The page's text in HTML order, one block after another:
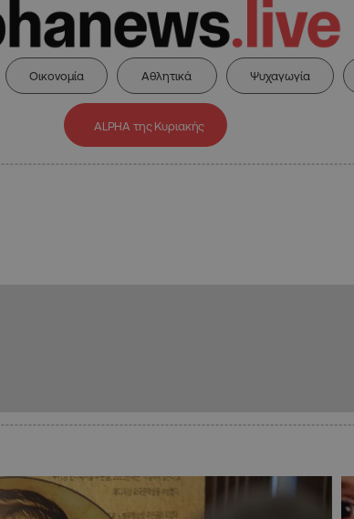
Οικονομία Αθλητικά Ψυχαγωγία
ALPHA της Κυριακής